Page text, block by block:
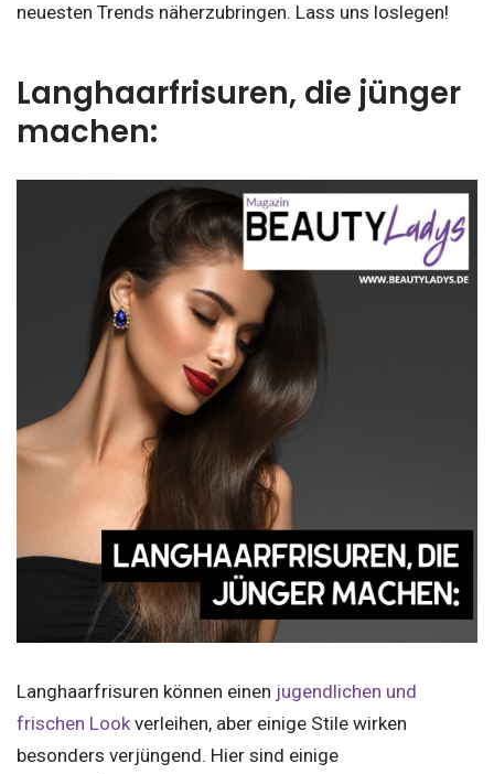
neuesten Trends näherzubringen. Lass uns loslegen!
Langhaarfrisuren, die jünger
machen:
Langhaarfrisuren können einen jugendlichen und
frischen Look verleihen, aber einige Stile wirken
besonders verjüngend. Hier sind einige